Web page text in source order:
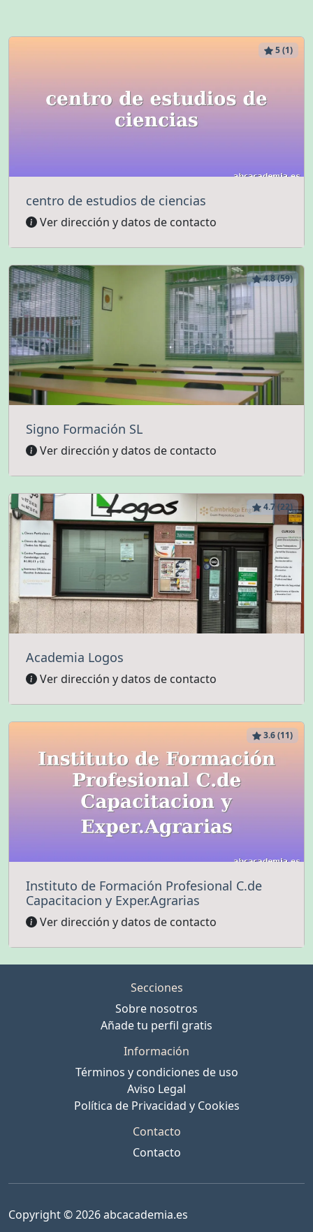
5 (1)
centro de estudios de ciencias
Ver dirección y datos de contacto
4.8 (59)
Signo Formación SL
Ver dirección y datos de contacto
4.7 (22)
Academia Logos
Ver dirección y datos de contacto
3.6 (11)
Instituto de Formación Profesional C.de
Capacitacion y Exper.Agrarias
Ver dirección y datos de contacto
Secciones
Sobre nosotros
Añade tu perfil gratis
Información
Términos y condiciones de uso
Aviso Legal
Política de Privacidad y Cookies
Contacto
Contacto
Copyright © 2026 abcacademia.es